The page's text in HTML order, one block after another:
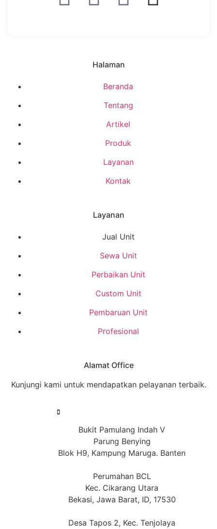
Halaman
Beranda
Tentang
Artikel
Produk
Layanan
Kontak
Layanan
Jual Unit
Sewa Unit
Perbaikan Unit
Custom Unit
Pembaruan Unit
Profesional
Alamat Office
Kunjungi kami untuk mendapatkan pelayanan terbaik.
Bukit Pamulang Indah V
Parung Benying
Blok H9, Kampung Maruga. Banten
Perumahan BCL
Kec. Cikarang Utara
Bekasi, Jawa Barat, ID, 17530
Desa Tapos 2, Kec. Tenjolaya